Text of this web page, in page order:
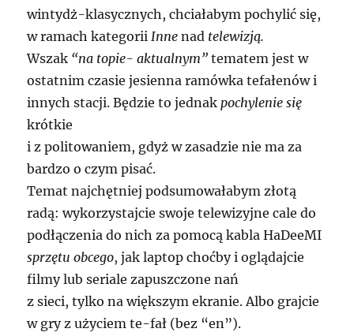
wintydż-klasycznych, chciałabym pochylić się,
w ramach kategorii Inne nad telewizją.
Wszak “na topie- aktualnym” tematem jest w
ostatnim czasie jesienna ramówka tefałenów i
innych stacji. Będzie to jednak pochylenie się
krótkie
i z politowaniem, gdyż w zasadzie nie ma za
bardzo o czym pisać.
Temat najchętniej podsumowałabym złotą
radą: wykorzystajcie swoje telewizyjne cale do
podłączenia do nich za pomocą kabla HaDeeMI
sprzętu obcego, jak laptop choćby i oglądajcie
filmy lub seriale zapuszczone nań
z sieci, tylko na większym ekranie. Albo grajcie
w gry z użyciem te-fał (bez “en”).